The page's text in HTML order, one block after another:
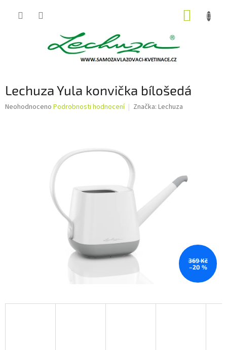
Lechuza Yula konvička bílošedá
Průměrné
Neohodnoceno Podrobnosti hodnocení Značka: Lechuza
369 Kč
–20 %